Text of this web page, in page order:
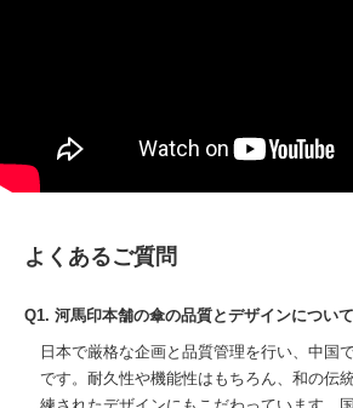
よくあるご質問
Q1. 河馬印本舗の傘の品質とデザインについ
日本で厳格な企画と品質管理を行い、中国
です。耐久性や機能性はもちろん、和の伝